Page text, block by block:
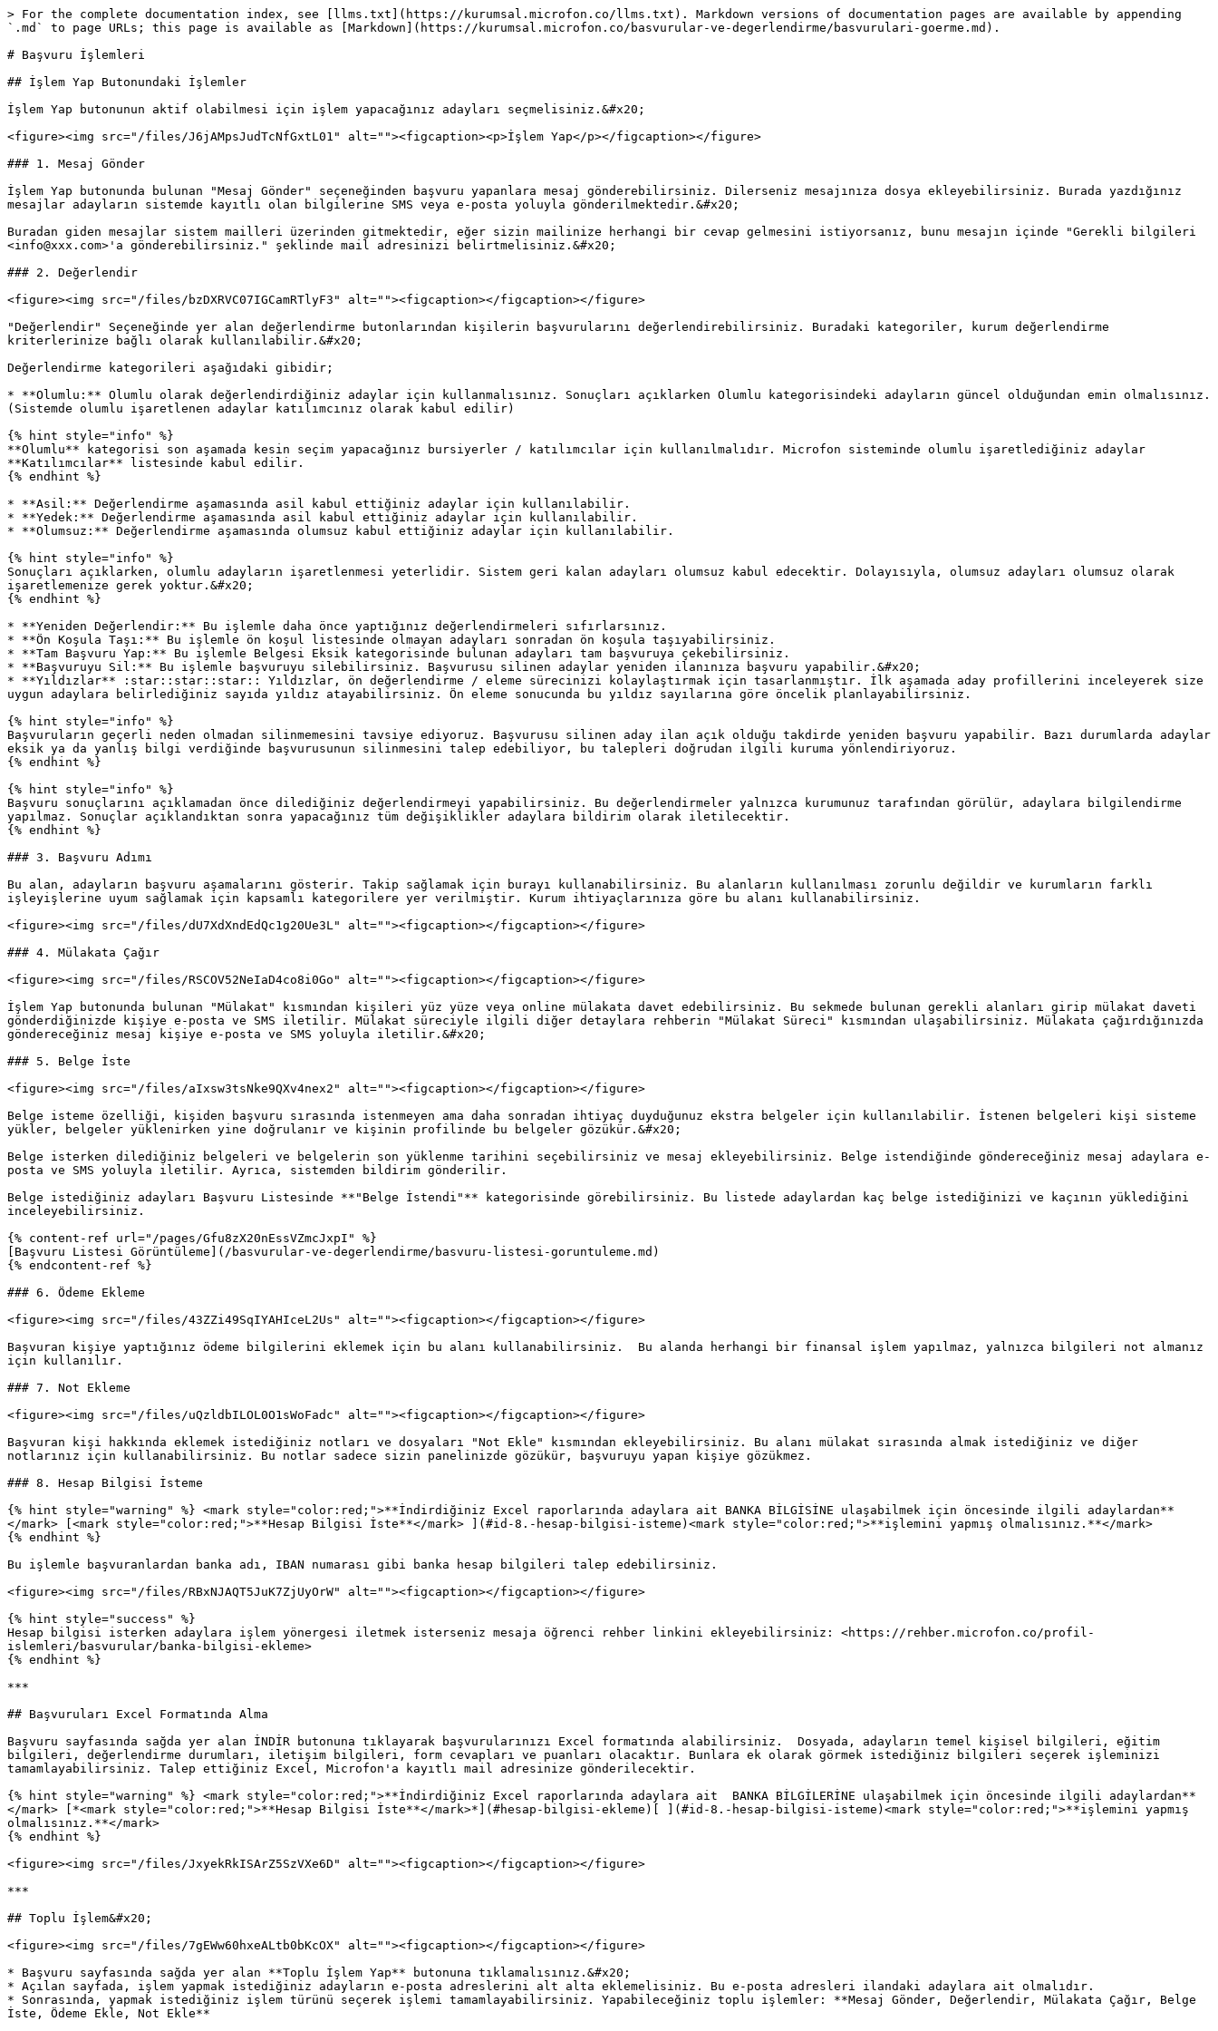
> For the complete documentation index, see [llms.txt](https://kurumsal.microfon.co/llms.txt). Markdown versions of documentation pages are available by appending
`.md` to page URLs; this page is available as [Markdown](https://kurumsal.microfon.co/basvurular-ve-degerlendirme/basvurulari-goerme.md).
# Başvuru İşlemleri
## İşlem Yap Butonundaki İşlemler
İşlem Yap butonunun aktif olabilmesi için işlem yapacağınız adayları seçmelisiniz.&#x20;
<figure><img src="/files/J6jAMpsJudTcNfGxtL01" alt=""><figcaption><p>İşlem Yap</p></figcaption></figure>
### 1. Mesaj Gönder
İşlem Yap butonunda bulunan "Mesaj Gönder" seçeneğinden başvuru yapanlara mesaj gönderebilirsiniz. Dilerseniz mesajınıza dosya ekleyebilirsiniz. Burada yazdığınız
mesajlar adayların sistemde kayıtlı olan bilgilerine SMS veya e-posta yoluyla gönderilmektedir.&#x20;
Buradan giden mesajlar sistem mailleri üzerinden gitmektedir, eğer sizin mailinize herhangi bir cevap gelmesini istiyorsanız, bunu mesajın içinde "Gerekli bilgileri
<info@xxx.com>'a gönderebilirsiniz." şeklinde mail adresinizi belirtmelisiniz.&#x20;
### 2. Değerlendir
<figure><img src="/files/bzDXRVC07IGCamRTlyF3" alt=""><figcaption></figcaption></figure>
"Değerlendir" Seçeneğinde yer alan değerlendirme butonlarından kişilerin başvurularını değerlendirebilirsiniz. Buradaki kategoriler, kurum değerlendirme
kriterlerinize bağlı olarak kullanılabilir.&#x20;
Değerlendirme kategorileri aşağıdaki gibidir;
* **Olumlu:** Olumlu olarak değerlendirdiğiniz adaylar için kullanmalısınız. Sonuçları açıklarken Olumlu kategorisindeki adayların güncel olduğundan emin olmalısınız.
(Sistemde olumlu işaretlenen adaylar katılımcınız olarak kabul edilir)
{% hint style="info" %}
**Olumlu** kategorisi son aşamada kesin seçim yapacağınız bursiyerler / katılımcılar için kullanılmalıdır. Microfon sisteminde olumlu işaretlediğiniz adaylar
**Katılımcılar** listesinde kabul edilir.
{% endhint %}
* **Asil:** Değerlendirme aşamasında asil kabul ettiğiniz adaylar için kullanılabilir.
* **Yedek:** Değerlendirme aşamasında asil kabul ettiğiniz adaylar için kullanılabilir.
* **Olumsuz:** Değerlendirme aşamasında olumsuz kabul ettiğiniz adaylar için kullanılabilir.
{% hint style="info" %}
Sonuçları açıklarken, olumlu adayların işaretlenmesi yeterlidir. Sistem geri kalan adayları olumsuz kabul edecektir. Dolayısıyla, olumsuz adayları olumsuz olarak
işaretlemenize gerek yoktur.&#x20;
{% endhint %}
* **Yeniden Değerlendir:** Bu işlemle daha önce yaptığınız değerlendirmeleri sıfırlarsınız.
* **Ön Koşula Taşı:** Bu işlemle ön koşul listesinde olmayan adayları sonradan ön koşula taşıyabilirsiniz.
* **Tam Başvuru Yap:** Bu işlemle Belgesi Eksik kategorisinde bulunan adayları tam başvuruya çekebilirsiniz.
* **Başvuruyu Sil:** Bu işlemle başvuruyu silebilirsiniz. Başvurusu silinen adaylar yeniden ilanınıza başvuru yapabilir.&#x20;
* **Yıldızlar** :star::star::star:: Yıldızlar, ön değerlendirme / eleme sürecinizi kolaylaştırmak için tasarlanmıştır. İlk aşamada aday profillerini inceleyerek size
uygun adaylara belirlediğiniz sayıda yıldız atayabilirsiniz. Ön eleme sonucunda bu yıldız sayılarına göre öncelik planlayabilirsiniz.
{% hint style="info" %}
Başvuruların geçerli neden olmadan silinmemesini tavsiye ediyoruz. Başvurusu silinen aday ilan açık olduğu takdirde yeniden başvuru yapabilir. Bazı durumlarda adaylar
eksik ya da yanlış bilgi verdiğinde başvurusunun silinmesini talep edebiliyor, bu talepleri doğrudan ilgili kuruma yönlendiriyoruz.
{% endhint %}
{% hint style="info" %}
Başvuru sonuçlarını açıklamadan önce dilediğiniz değerlendirmeyi yapabilirsiniz. Bu değerlendirmeler yalnızca kurumunuz tarafından görülür, adaylara bilgilendirme
yapılmaz. Sonuçlar açıklandıktan sonra yapacağınız tüm değişiklikler adaylara bildirim olarak iletilecektir.
{% endhint %}
### 3. Başvuru Adımı
Bu alan, adayların başvuru aşamalarını gösterir. Takip sağlamak için burayı kullanabilirsiniz. Bu alanların kullanılması zorunlu değildir ve kurumların farklı
işleyişlerine uyum sağlamak için kapsamlı kategorilere yer verilmiştir. Kurum ihtiyaçlarınıza göre bu alanı kullanabilirsiniz.
<figure><img src="/files/dU7XdXndEdQc1g20Ue3L" alt=""><figcaption></figcaption></figure>
### 4. Mülakata Çağır
<figure><img src="/files/RSCOV52NeIaD4co8i0Go" alt=""><figcaption></figcaption></figure>
İşlem Yap butonunda bulunan "Mülakat" kısmından kişileri yüz yüze veya online mülakata davet edebilirsiniz. Bu sekmede bulunan gerekli alanları girip mülakat daveti
gönderdiğinizde kişiye e-posta ve SMS iletilir. Mülakat süreciyle ilgili diğer detaylara rehberin "Mülakat Süreci" kısmından ulaşabilirsiniz. Mülakata çağırdığınızda
göndereceğiniz mesaj kişiye e-posta ve SMS yoluyla iletilir.&#x20;
### 5. Belge İste
<figure><img src="/files/aIxsw3tsNke9QXv4nex2" alt=""><figcaption></figcaption></figure>
Belge isteme özelliği, kişiden başvuru sırasında istenmeyen ama daha sonradan ihtiyaç duyduğunuz ekstra belgeler için kullanılabilir. İstenen belgeleri kişi sisteme
yükler, belgeler yüklenirken yine doğrulanır ve kişinin profilinde bu belgeler gözükür.&#x20;
Belge isterken dilediğiniz belgeleri ve belgelerin son yüklenme tarihini seçebilirsiniz ve mesaj ekleyebilirsiniz. Belge istendiğinde göndereceğiniz mesaj adaylara e-
posta ve SMS yoluyla iletilir. Ayrıca, sistemden bildirim gönderilir.
Belge istediğiniz adayları Başvuru Listesinde **"Belge İstendi"** kategorisinde görebilirsiniz. Bu listede adaylardan kaç belge istediğinizi ve kaçının yüklediğini
inceleyebilirsiniz.
{% content-ref url="/pages/Gfu8zX20nEssVZmcJxpI" %}
[Başvuru Listesi Görüntüleme](/basvurular-ve-degerlendirme/basvuru-listesi-goruntuleme.md)
{% endcontent-ref %}
### 6. Ödeme Ekleme
<figure><img src="/files/43ZZi49SqIYAHIceL2Us" alt=""><figcaption></figcaption></figure>
Başvuran kişiye yaptığınız ödeme bilgilerini eklemek için bu alanı kullanabilirsiniz.  Bu alanda herhangi bir finansal işlem yapılmaz, yalnızca bilgileri not almanız
için kullanılır.
### 7. Not Ekleme
<figure><img src="/files/uQzldbILOL0O1sWoFadc" alt=""><figcaption></figcaption></figure>
Başvuran kişi hakkında eklemek istediğiniz notları ve dosyaları "Not Ekle" kısmından ekleyebilirsiniz. Bu alanı mülakat sırasında almak istediğiniz ve diğer
notlarınız için kullanabilirsiniz. Bu notlar sadece sizin panelinizde gözükür, başvuruyu yapan kişiye gözükmez.
### 8. Hesap Bilgisi İsteme
{% hint style="warning" %} <mark style="color:red;">**İndirdiğiniz Excel raporlarında adaylara ait BANKA BİLGİSİNE ulaşabilmek için öncesinde ilgili adaylardan**
</mark> [<mark style="color:red;">**Hesap Bilgisi İste**</mark> ](#id-8.-hesap-bilgisi-isteme)<mark style="color:red;">**işlemini yapmış olmalısınız.**</mark>
{% endhint %}
Bu işlemle başvuranlardan banka adı, IBAN numarası gibi banka hesap bilgileri talep edebilirsiniz.
<figure><img src="/files/RBxNJAQT5JuK7ZjUyOrW" alt=""><figcaption></figcaption></figure>
{% hint style="success" %}
Hesap bilgisi isterken adaylara işlem yönergesi iletmek isterseniz mesaja öğrenci rehber linkini ekleyebilirsiniz: <https://rehber.microfon.co/profil-
islemleri/basvurular/banka-bilgisi-ekleme>
{% endhint %}
***
## Başvuruları Excel Formatında Alma
Başvuru sayfasında sağda yer alan İNDİR butonuna tıklayarak başvurularınızı Excel formatında alabilirsiniz.  Dosyada, adayların temel kişisel bilgileri, eğitim
bilgileri, değerlendirme durumları, iletişim bilgileri, form cevapları ve puanları olacaktır. Bunlara ek olarak görmek istediğiniz bilgileri seçerek işleminizi
tamamlayabilirsiniz. Talep ettiğiniz Excel, Microfon'a kayıtlı mail adresinize gönderilecektir.
{% hint style="warning" %} <mark style="color:red;">**İndirdiğiniz Excel raporlarında adaylara ait  BANKA BİLGİLERİNE ulaşabilmek için öncesinde ilgili adaylardan**
</mark> [*<mark style="color:red;">**Hesap Bilgisi İste**</mark>*](#hesap-bilgisi-ekleme)[ ](#id-8.-hesap-bilgisi-isteme)<mark style="color:red;">**işlemini yapmış
olmalısınız.**</mark>
{% endhint %}
<figure><img src="/files/JxyekRkISArZ5SzVXe6D" alt=""><figcaption></figcaption></figure>
***
## Toplu İşlem&#x20;
<figure><img src="/files/7gEWw60hxeALtb0bKcOX" alt=""><figcaption></figcaption></figure>
* Başvuru sayfasında sağda yer alan **Toplu İşlem Yap** butonuna tıklamalısınız.&#x20;
* Açılan sayfada, işlem yapmak istediğiniz adayların e-posta adreslerini alt alta eklemelisiniz. Bu e-posta adresleri ilandaki adaylara ait olmalıdır.
* Sonrasında, yapmak istediğiniz işlem türünü seçerek işlemi tamamlayabilirsiniz. Yapabileceğiniz toplu işlemler: **Mesaj Gönder, Değerlendir, Mülakata Çağır, Belge
İste, Ödeme Ekle, Not Ekle**